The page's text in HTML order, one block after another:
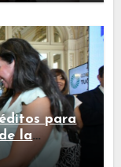
para
la